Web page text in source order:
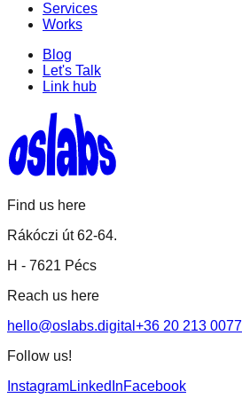
Services
Works
Blog
Let's Talk
Link hub
Find us here
Rákóczi út 62-64.
H - 7621 Pécs
Reach us here
hello@oslabs.digital +36 20 213 0077
Follow us!
InstagramLinkedInFacebook